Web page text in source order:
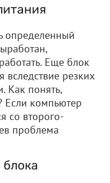
определенный
Еще блок
вследствие резких
Как понять,
Если компьютер
со второго-
проблема